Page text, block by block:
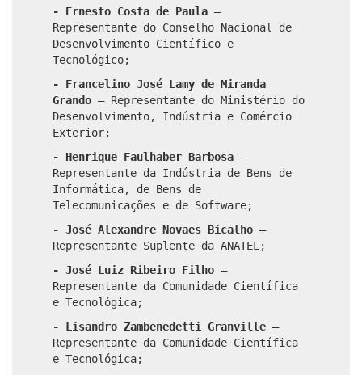
- Ernesto Costa de Paula –
Representante do Conselho Nacional de
Desenvolvimento Científico e
Tecnológico;
- Francelino José Lamy de Miranda
Grando – Representante do Ministério do
Desenvolvimento, Indústria e Comércio
Exterior;
- Henrique Faulhaber Barbosa –
Representante da Indústria de Bens de
Informática, de Bens de
Telecomunicações e de Software;
- José Alexandre Novaes Bicalho –
Representante Suplente da ANATEL;
- José Luiz Ribeiro Filho –
Representante da Comunidade Científica
e Tecnológica;
- Lisandro Zambenedetti Granville –
Representante da Comunidade Científica
e Tecnológica;